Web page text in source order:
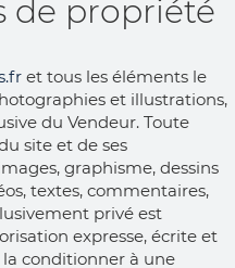
de propriété
et tous les éléments le
et illustrations,
du Vendeur. Toute
site et de ses
graphisme, dessins
textes, commentaires,
privé est
expresse, écrite et
conditionner à une